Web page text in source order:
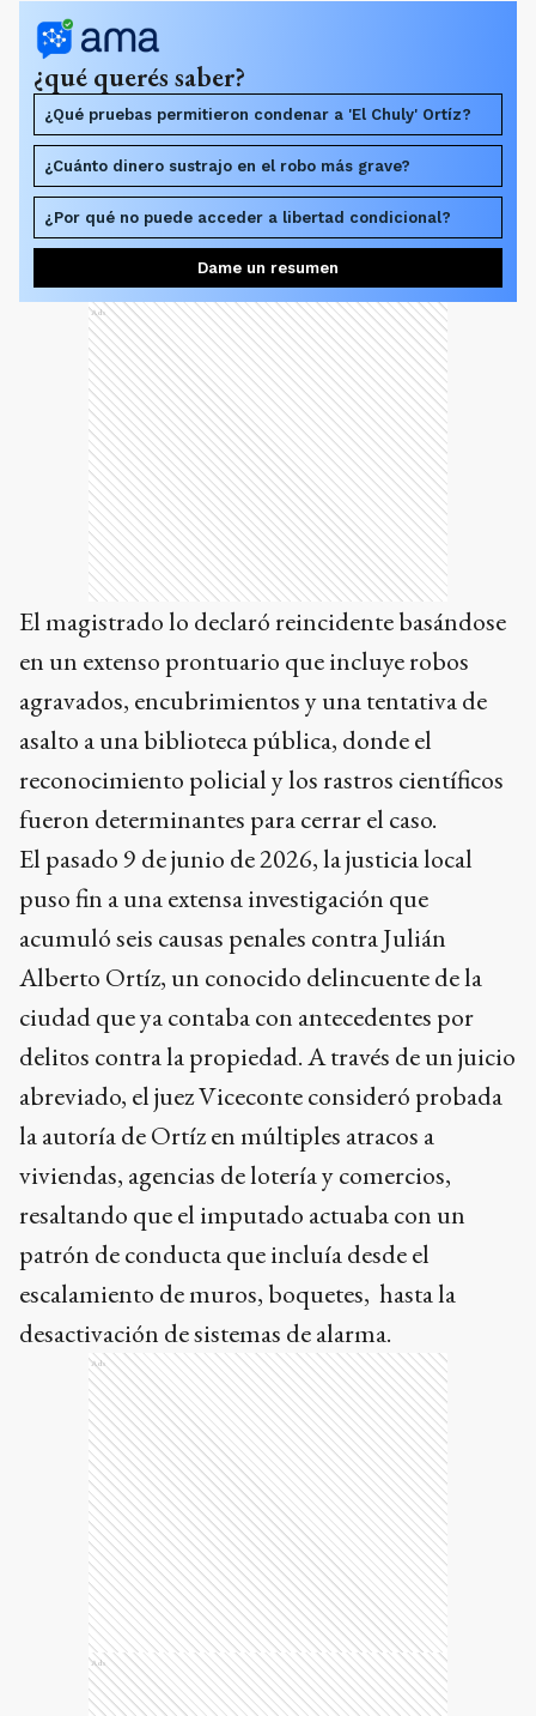
¿qué querés saber?
¿Qué pruebas permitieron condenar a 'El Chuly' Ortíz?
¿Cuánto dinero sustrajo en el robo más grave?
¿Por qué no puede acceder a libertad condicional?
Dame un resumen
Ads
El magistrado lo declaró reincidente basándose
en un extenso prontuario que incluye robos
agravados, encubrimientos y una tentativa de
asalto a una biblioteca pública, donde el
reconocimiento policial y los rastros científicos
fueron determinantes para cerrar el caso.
El pasado 9 de junio de 2026, la justicia local
puso fin a una extensa investigación que
acumuló seis causas penales contra Julián
Alberto Ortíz, un conocido delincuente de la
ciudad que ya contaba con antecedentes por
delitos contra la propiedad. A través de un juicio
abreviado, el juez Viceconte consideró probada
la autoría de Ortíz en múltiples atracos a
viviendas, agencias de lotería y comercios,
resaltando que el imputado actuaba con un
patrón de conducta que incluía desde el
escalamiento de muros, boquetes, hasta la
desactivación de sistemas de alarma.
Ads
Ads